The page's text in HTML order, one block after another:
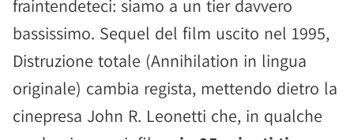
fraintendeteci: siamo a un tier davvero
bassissimo. Sequel del film uscito nel 1995,
Distruzione totale (Annihilation in lingua
originale) cambia regista, mettendo dietro la
cinepresa John R. Leonetti che, in qualche